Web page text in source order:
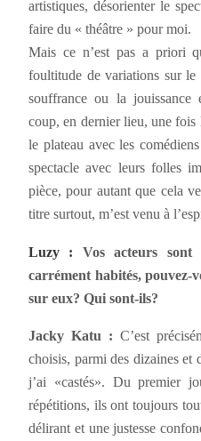
artistiques, désorienter le
faire du « théâtre » pour moi.
Mais ce n’est pas a priori
foultitude de variations sur
souffrance ou la jouissance
coup, en dernier lieu, une fois
le plateau avec les
spectacle avec leurs folles
pièce, pour autant que cela
titre surtout, m’est venu à
Luzy : Vos acteurs sont
carrément habités, pouvez-
sur eux? Qui sont-ils?
Jacky Katu :C’est
choisis, parmi des dizaines et
j’ai «castés». Du premier
répétitions, ils ont toujours
délirant et une justesse